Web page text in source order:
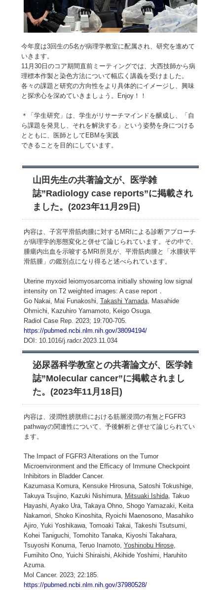
今年度は3回生の5名が病理学教室に配属され、研究を進めて
いきます。
11月30日のコア期間直前ミーティングでは、大西技師から病
理標本作製と染色方法について幅広く講義を受けました。
各々の課題と研究の方向性をより具体的にイメージし、興味
と探求心を深めていきましょう。Enjoy！！
＊「学生研究」は、学生がリサーチマインドを醸成し、「自
ら課題を発見し、それを解決する」という姿勢を身につける
とともに、医師としてEBMを実践
できることを目的にしています。
山田先生の共著論文が、医学雑
誌”Radiology case reports”に掲載され
ました。(2023年11月29日)
内容は、子宮平滑筋肉腫に対するMRIによる診断アプローチ
が病理学的形態変化と併せて論じられています。その中で、
腫瘍内出血を示唆するMRI所見が、平滑筋肉腫と「水腫状平
滑筋腫」の鑑別点になり得ると述べられています。
Uterine myxoid leiomyosarcoma initially showing low signal
intensity on T2 weighted images: A case report．
Go Nakai, Mai Funakoshi, Takashi Yamada, Masahide
Ohmichi, Kazuhiro Yamamoto, Keigo Osuga.
Radiol Case Rep. 2023; 19:700-705.
https://pubmed.ncbi.nlm.nih.gov/38094194/
DOI: 10.1016/j.radcr.2023.11.034
泌尿器科学教室との共著論文が、医学雑
誌”Molecular cancer”に掲載されまし
た。(2023年11月18日)
内容は、浸潤性膀胱癌における筋層浸潤の有無とFGFR3
pathwayの関連性について、予後解析と併せて論じられてい
ます。
The Impact of FGFR3 Alterations on the Tumor
Microenvironment and the Efficacy of Immune Checkpoint
Inhibitors in Bladder Cancer.
Kazumasa Komura, Kensuke Hirosuna, Satoshi Tokushige,
Takuya Tsujino, Kazuki Nishimura,
Mitsuaki Ishida, Takuo
Hayashi, Ayako Ura, Takaya Ohno, Shogo Yamazaki, Keita
Nakamori, Shoko Kinoshita, Ryoichi Maenosono, Masahiko
Ajiro, Yuki Yoshikawa, Tomoaki Takai, Takeshi Tsutsumi,
Kohei Taniguchi, Tomohito Tanaka, Kiyoshi Takahara,
Tsuyoshi Konuma, Teruo Inamoto, Yoshinobu Hirose,
Fumihito Ono, Yuichi Shiraishi, Akihide Yoshimi, Haruhito
Azuma.
Mol Cancer. 2023; 22:185.
https://pubmed.ncbi.nlm.nih.gov/37980528/